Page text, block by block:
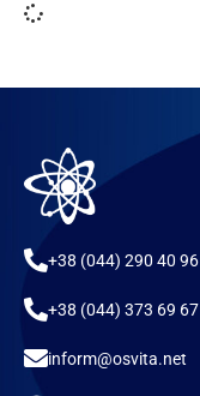
+38 (044) 290 40 96
+38 (044) 373 69 67
inform@osvita.net